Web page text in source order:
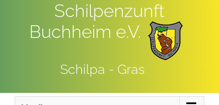
Schilpenzunft
Buchheim e.V.
Schilpa - Gras